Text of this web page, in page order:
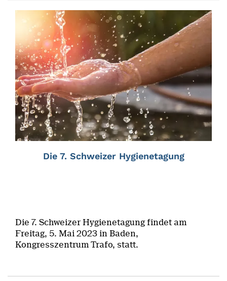
Die 7. Schweizer Hygienetagung
Die 7. Schweizer Hygienetagung findet am
Freitag, 5. Mai 2023 in Baden,
Kongresszentrum Trafo, statt.